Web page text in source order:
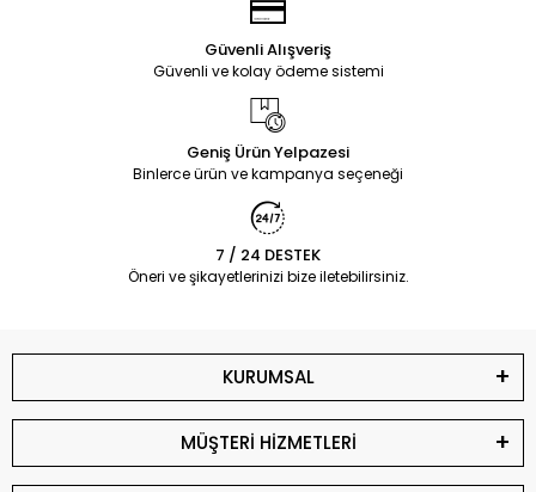
Güvenli Alışveriş
Güvenli ve kolay ödeme sistemi
Geniş Ürün Yelpazesi
Binlerce ürün ve kampanya seçeneği
7 / 24 DESTEK
Öneri ve şikayetlerinizi bize iletebilirsiniz.
KURUMSAL
MÜŞTERİ HİZMETLERİ